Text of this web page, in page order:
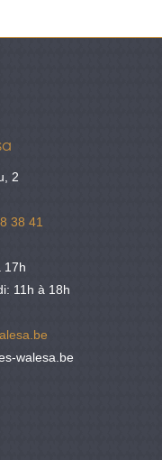
2
38 41
17h
11h à 18h
walesa.be